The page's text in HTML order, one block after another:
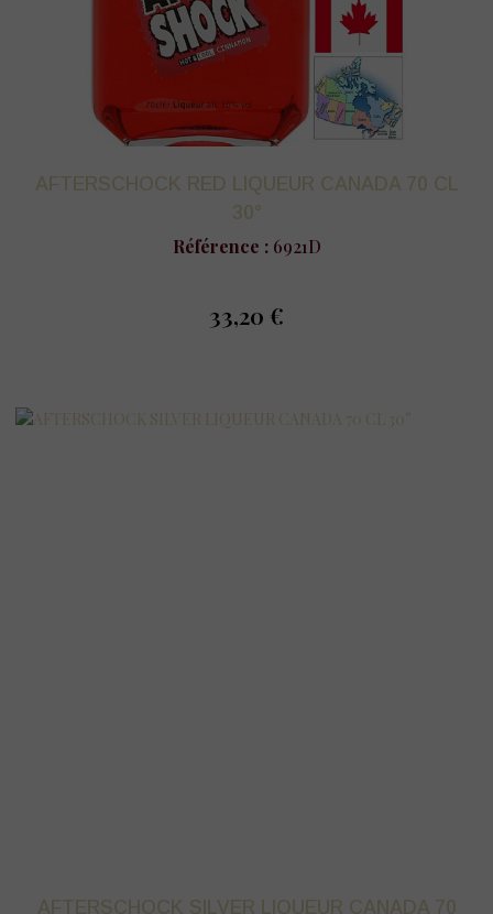
AFTERSCHOCK RED LIQUEUR CANADA 70 CL
30°
Référence :6921D
prix
33,20 €
AFTERSCHOCK SILVER LIQUEUR CANADA 70